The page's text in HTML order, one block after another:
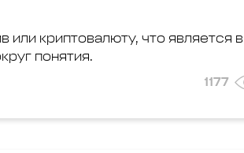
или криптовалюту, что является в
понятия.
1177